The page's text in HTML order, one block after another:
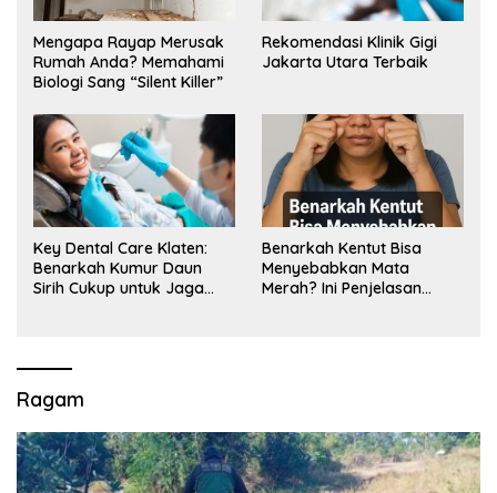
Mengapa Rayap Merusak
Rumah Anda? Memahami
Biologi Sang “Silent Killer”
Rekomendasi Klinik Gigi
Jakarta Utara Terbaik
Key Dental Care Klaten:
Benarkah Kumur Daun
Sirih Cukup untuk Jaga
Benarkah Kentut Bisa
Menyebabkan Mata
Merah? Ini Penjelasan
Ragam